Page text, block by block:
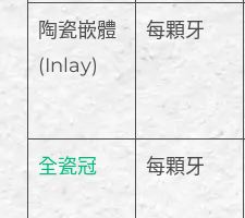
陶瓷嵌體
(Inlay)
每顆牙
全瓷冠 每顆牙